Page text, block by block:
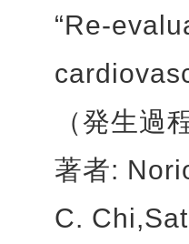
“Re-
（発生過
著者:
C.